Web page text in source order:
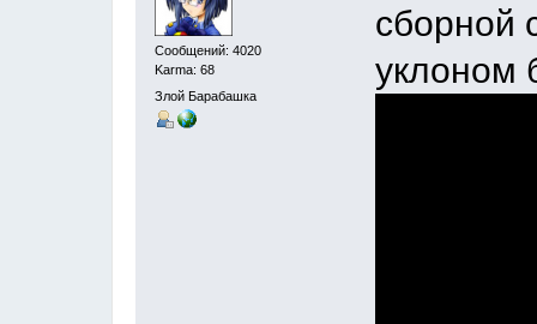
Сообщений: 4020
Karma: 68
Злой Барабашка
сборной
уклоном